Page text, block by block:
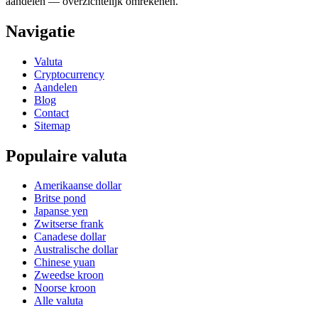
Navigatie
Valuta
Cryptocurrency
Aandelen
Blog
Contact
Sitemap
Populaire valuta
Amerikaanse dollar
Britse pond
Japanse yen
Zwitserse frank
Canadese dollar
Australische dollar
Chinese yuan
Zweedse kroon
Noorse kroon
Alle valuta